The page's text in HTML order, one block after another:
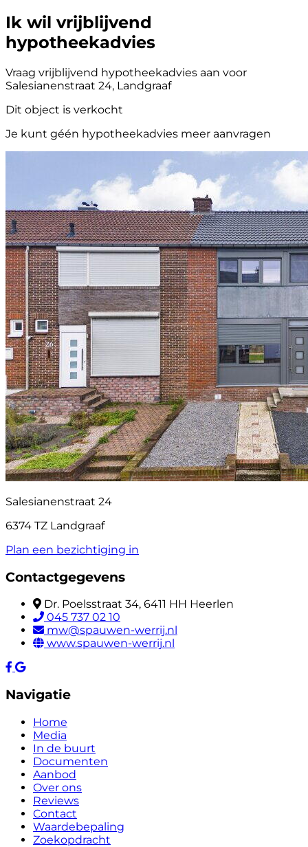
Ik wil vrijblijvend
hypotheekadvies
Vraag vrijblijvend hypotheekadvies aan voor
Salesianenstraat 24, Landgraaf
Dit object is verkocht
Je kunt géén hypotheekadvies meer aanvragen
Salesianenstraat 24
6374 TZ Landgraaf
Plan een bezichtiging in
Contactgegevens
Dr. Poelsstraat 34, 6411 HH Heerlen
045 737 02 10
mw@spauwen-werrij.nl
www.spauwen-werrij.nl
Navigatie
Home
Media
In de buurt
Documenten
Aanbod
Over ons
Reviews
Contact
Waardebepaling
Zoekopdracht